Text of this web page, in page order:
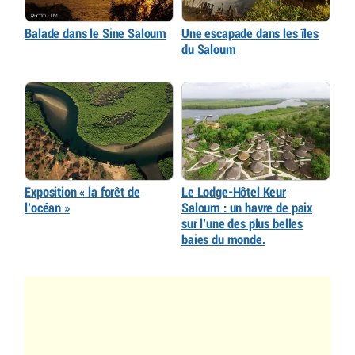
Balade dans le Sine Saloum
Une escapade dans les îles
du Saloum
Exposition « la forêt de
l’océan »
Le Lodge-Hôtel Keur
Saloum : un havre de paix
sur l’une des plus belles
baies du monde.